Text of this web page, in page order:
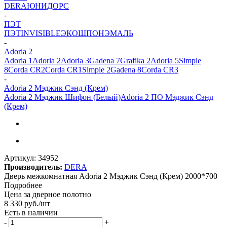
DERAЮНИДОРС
-
ПЭТ
ПЭТINVISIBLEЭКОШПОНЭМАЛЬ
-
Adoria 2
Adoria 1 Adoria 2Adoria 3Gadena 7Grafika 2Adoria 5Simple
8Corda CR2Corda CR1 Simple 2Gadena 8Corda CR3
-
Adoria 2 Мэджик Сэнд (Крем)
Adoria 2 Мэджик Шифон (Белый)Adoria 2 ПО Мэджик Сэнд
(Крем)
Артикул: 34952
Производитель: DERA
Дверь межкомнатная Adoria 2 Мэджик Сэнд (Крем) 2000*700
Подробнее
Цена за дверное полотно
8 330 руб./шт
Есть в наличии
-
+